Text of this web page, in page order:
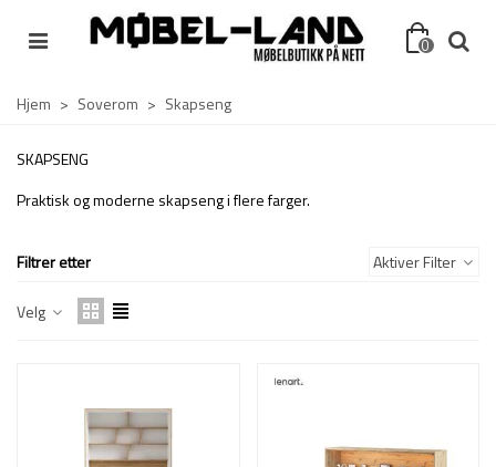
0
Hjem > Soverom > Skapseng
SKAPSENG
Praktisk og moderne skapseng i flere farger.
Filtrer etter Aktiver Filter
Velg